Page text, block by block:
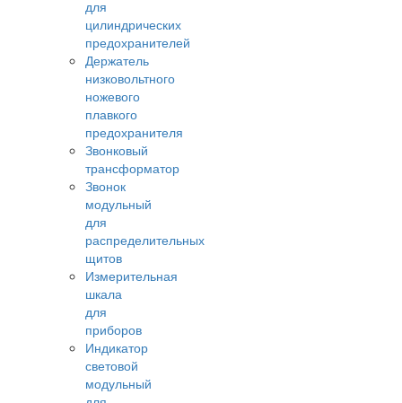
для
цилиндрических
предохранителей
Держатель
низковольтного
ножевого
плавкого
предохранителя
Звонковый
трансформатор
Звонок
модульный
для
распределительных
щитов
Измерительная
шкала
для
приборов
Индикатор
световой
модульный